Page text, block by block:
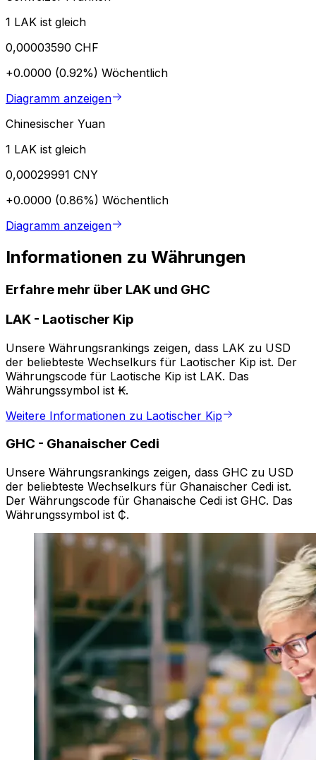
1 LAK ist gleich
0,00003590 CHF
+0.0000 (0.92%) Wöchentlich
Diagramm anzeigen
Chinesischer Yuan
1 LAK ist gleich
0,00029991 CNY
+0.0000 (0.86%) Wöchentlich
Diagramm anzeigen
Informationen zu Währungen
Erfahre mehr über LAK und GHC
LAK - Laotischer Kip
Unsere Währungsrankings zeigen, dass LAK zu USD
der beliebteste Wechselkurs für Laotischer Kip ist. Der
Währungscode für Laotische Kip ist LAK. Das
Währungssymbol ist ₭.
Weitere Informationen zu Laotischer Kip
GHC - Ghanaischer Cedi
Unsere Währungsrankings zeigen, dass GHC zu USD
der beliebteste Wechselkurs für Ghanaischer Cedi ist.
Der Währungscode für Ghanaische Cedi ist GHC. Das
Währungssymbol ist ₵.